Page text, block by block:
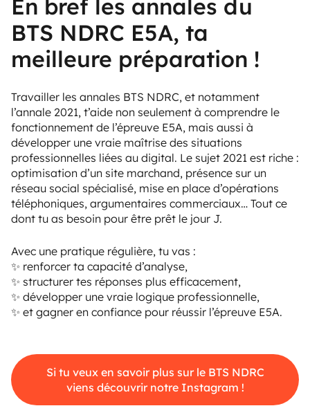
En bref les annales du
BTS NDRC E5A, ta
meilleure préparation !
Travailler les annales BTS NDRC, et notamment
l’annale 2021, t’aide non seulement à comprendre le
fonctionnement de l’épreuve E5A, mais aussi à
développer une vraie maîtrise des situations
professionnelles liées au digital. Le sujet 2021 est riche :
optimisation d’un site marchand, présence sur un
réseau social spécialisé, mise en place d’opérations
téléphoniques, argumentaires commerciaux… Tout ce
dont tu as besoin pour être prêt le jour J.
Avec une pratique régulière, tu vas :
✨ renforcer ta capacité d’analyse,
✨ structurer tes réponses plus efficacement,
✨ développer une vraie logique professionnelle,
✨ et gagner en confiance pour réussir l’épreuve E5A.
Si tu veux en savoir plus sur le BTS NDRC
viens découvrir notre Instagram !